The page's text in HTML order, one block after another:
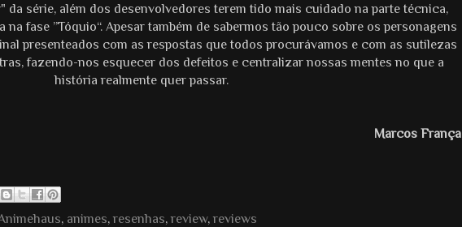
série, além dos desenvolvedores terem tido mais cuidado na parte técnica,
na fase ”Tóquio“. Apesar também de sabermos tão pouco sobre os personagens
presenteados com as respostas que todos procurávamos e com as sutilezas
fazendo-nos esquecer dos defeitos e centralizar nossas mentes no que a
história realmente quer passar.
Marcos França
, animes,resenhas,review,reviews